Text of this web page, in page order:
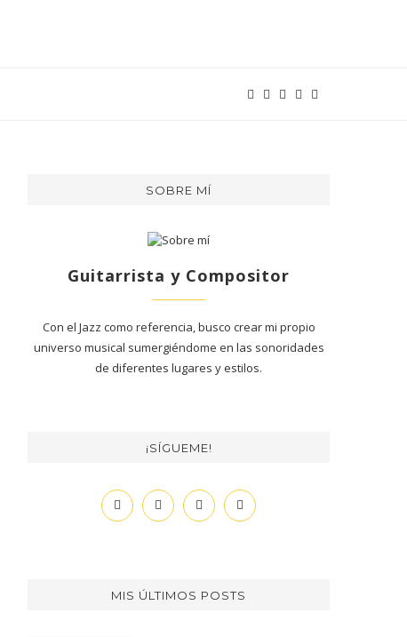
SOBRE MÍ
Guitarrista y Compositor
Con el Jazz como referencia, busco crear mi propio
universo musical sumergiéndome en las sonoridades
de diferentes lugares y estilos.
¡SÍGUEME!
MIS ÚLTIMOS POSTS